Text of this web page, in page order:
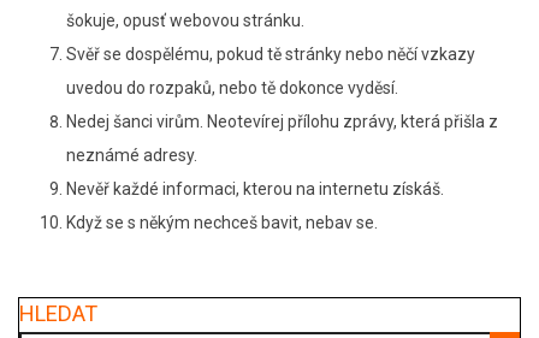
šokuje, opusť webovou stránku.
Svěř se dospělému, pokud tě stránky nebo něčí vzkazy
uvedou do rozpaků, nebo tě dokonce vyděsí.
Nedej šanci virům. Neotevírej přílohu zprávy, která přišla z
neznámé adresy.
Nevěř každé informaci, kterou na internetu získáš.
Když se s někým nechceš bavit, nebav se.
HLEDAT